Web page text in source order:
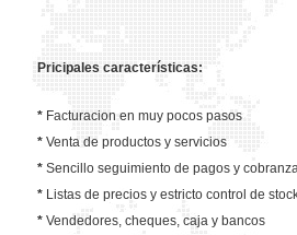
Pricipales características:
* Facturacion en muy pocos pasos
* Venta de productos y servicios
* Sencillo seguimiento de pagos y
* Listas de precios y estricto control de
* Vendedores, cheques, caja y bancos